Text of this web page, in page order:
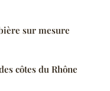
sur mesure
côtes du Rhône